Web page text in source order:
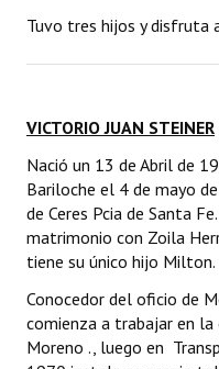
Tuvo tres hijos y disfruta
VICTORIO JUAN STEINER
Nació un 13 de Abril de
Bariloche el 4 de mayo
de Ceres Pcia de Santa
matrimonio con Zoila
tiene su único hijo Milton.
Conocedor del oficio de
comienza a trabajar en la
Moreno ., luego en 